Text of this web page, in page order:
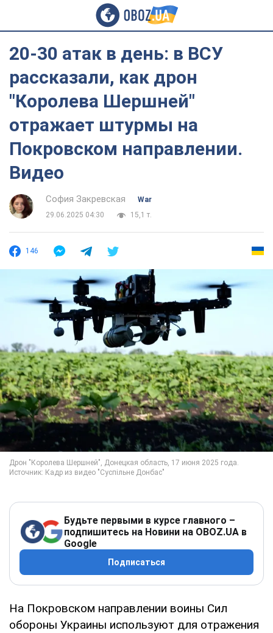
20-30 атак в день: в ВСУ
рассказали, как дрон
"Королева Шершней"
отражает штурмы на
Покровском направлении.
Видео
София Закревская
War
29.06.2025 04:30
15,1 т.
146
Будьте первыми в курсе главного –
подпишитесь на Новини на OBOZ.UA в
Google
Подписаться
На Покровском направлении воины Сил
обороны Украины используют для отражения